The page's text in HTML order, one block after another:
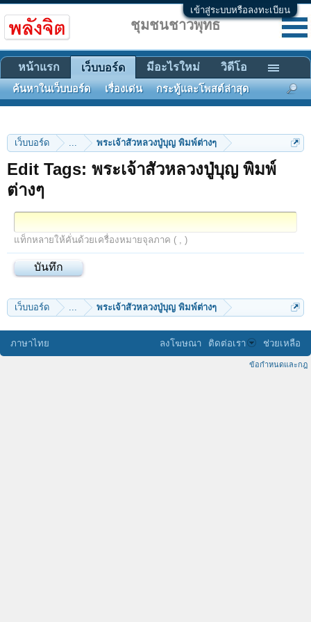
เข้าสู่ระบบหรือลงทะเบียน
เว็บบอร์ด ... พระเจ้าสัวหลวงปู่บุญ พิมพ์ต่างๆ
Edit Tags: พระเจ้าสัวหลวงปู่บุญ พิมพ์
ต่างๆ
แท็กหลายให้คั่นด้วยเครื่องหมายจุลภาค ( , )
เว็บบอร์ด ... พระเจ้าสัวหลวงปู่บุญ พิมพ์ต่างๆ
ชุมชนชาวพุทธ
หน้าแรก เว็บบอร์ด
ค้นหาในเว็บบอร์ด เรื่องเด่น กระทู้และโพสต์ล่าสุด
มีอะไรใหม่ วิดีโอ
ภาษาไทย ลงโฆษณา ติดต่อเรา ช่วยเหลือ
ข้อกำหนดและกฎ